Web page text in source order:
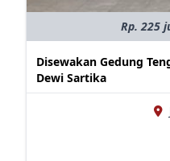
Rp. 225
Disewakan Gedung
Dewi Sartika